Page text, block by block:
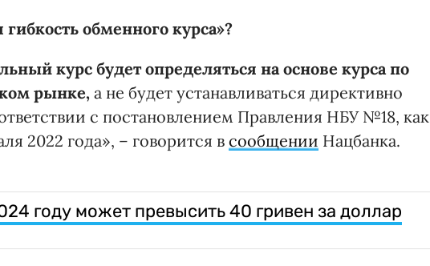
обменного курса»?
курс будет определяться на основе курса по
рынке, а не будет устанавливаться директивно
с постановлением Правления НБУ №18, как
2022 года», – говорится в сообщении Нацбанка.
году может превысить 40 гривен за доллар